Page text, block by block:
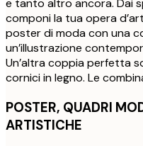
e tanto altro ancora. Dai
componi la tua opera
poster di moda con una
un’illustrazione
Un’altra coppia perfetta
cornici in legno. Le
POSTER, QUADRI
ARTISTICHE